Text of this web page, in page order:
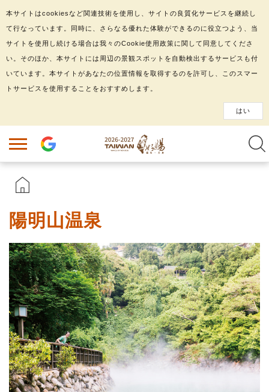
陽明山温泉
本サイトはcookiesなど関連技術を使用し、サイトの良質化サービスを継続し
て行なっています。同時に、さらなる優れた体験ができるのに役立つよう、当
サイトを使用し続ける場合は我々のCookie使用政策に関して同意してくださ
い。そのほか、本サイトには周辺の景観スポットを自動検出するサービスも付
いています。本サイトがあなたの位置情報を取得するのを許可し、このスマー
トサービスを使用することをおすすめします。
はい